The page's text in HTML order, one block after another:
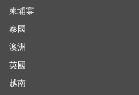
柬埔寨
泰國
澳洲
英國
越南